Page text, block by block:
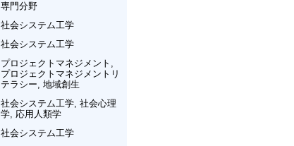
専門分野
社会システム工学
社会システム工学
プロジェクトマネジメント,
プロジェクトマネジメントリ
テラシー, 地域創生
社会システム工学, 社会心理
学, 応用人類学
社会システム工学